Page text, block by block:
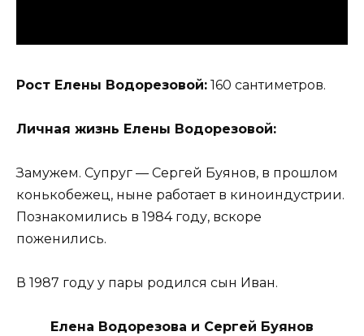
Рост Елены Водорезовой: 160 сантиметров.
Личная жизнь Елены Водорезовой:
Замужем. Супруг — Сергей Буянов, в прошлом
конькобежец, ныне работает в киноиндустрии.
Познакомились в 1984 году, вскоре
поженились.
В 1987 году у пары родился сын Иван.
Елена Водорезова и Сергей Буянов